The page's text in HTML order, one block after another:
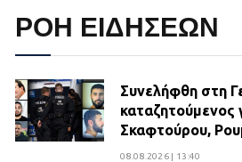
ΡΟΗ ΕΙΔΗΣΕΩΝ
Συνελήφθη στη
καταζητούμενος
Σκαφτούρου,
08.08.2026 | 13:40